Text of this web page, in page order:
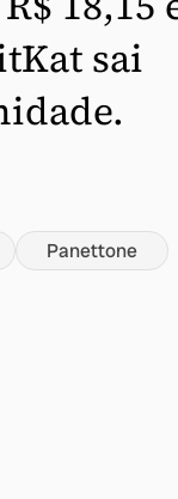
sai
Panettone